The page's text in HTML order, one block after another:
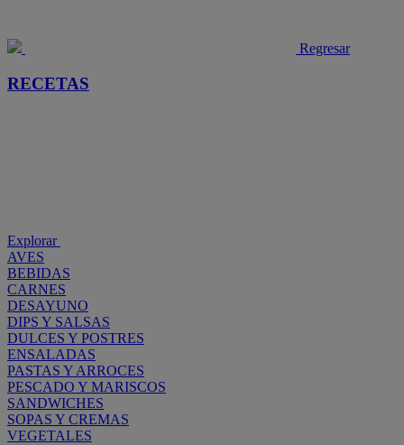
Regresar
RECETAS
Explorar
AVES
BEBIDAS
CARNES
DESAYUNO
DIPS Y SALSAS
DULCES Y POSTRES
ENSALADAS
PASTAS Y ARROCES
PESCADO Y MARISCOS
SANDWICHES
SOPAS Y CREMAS
VEGETALES